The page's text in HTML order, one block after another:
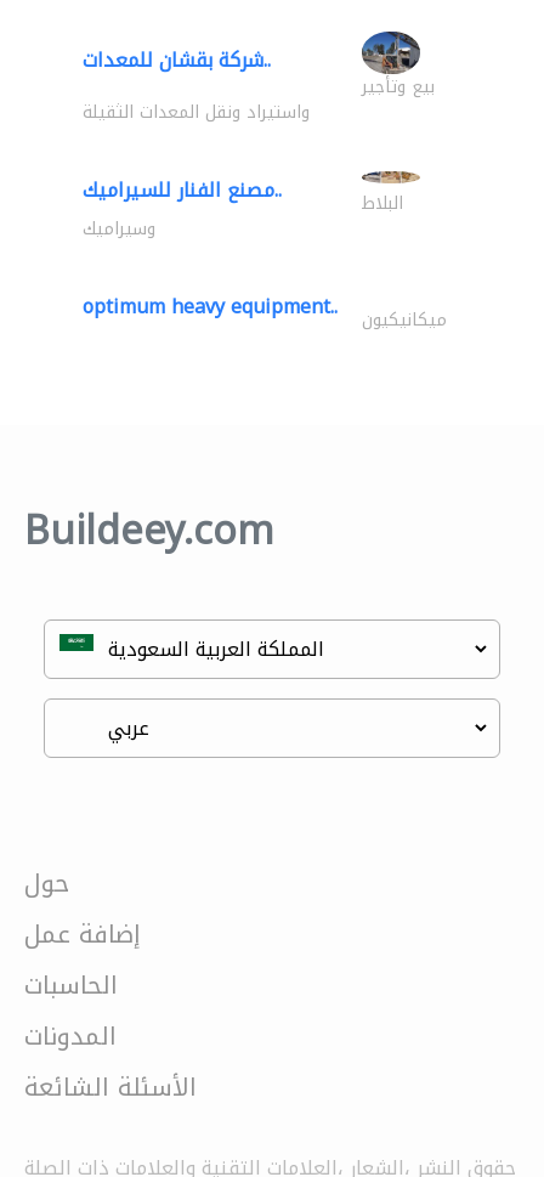
شركة بقشان للمعدات..
بيع وتأجير
واستيراد ونقل المعدات الثقيلة
مصنع الفنار للسيراميك.. البلاط
وسيراميك
optimum heavy equipment.. ميكانيكيون
Buildeey.com
حول
إضافة عمل
الحاسبات
المدونات
الأسئلة الشائعة
حقوق النشر ،الشعار ،العلامات التقنية والعلامات ذات الصلة